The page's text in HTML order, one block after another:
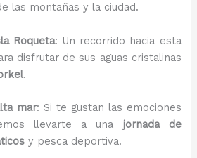
las montañas y la ciudad.
Roqueta: Un recorrido hacia esta
disfrutar de sus aguas cristalinas
.
mar: Si te gustan las emociones
llevarte a una jornada de
y pesca deportiva.